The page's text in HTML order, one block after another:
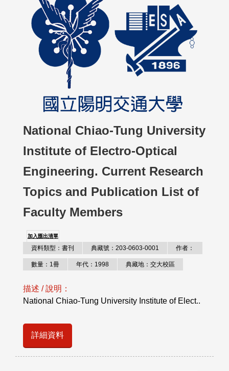
National Chiao-Tung University
Institute of Electro-Optical
Engineering. Current Research
Topics and Publication List of
Faculty Members
加入匯出清單
資料類型：書刊 典藏號：203-0603-0001 作者：
數量：1冊 年代：1998 典藏地：交大校區
描述 / 說明：
National Chiao-Tung University Institute of Elect..
詳細資料